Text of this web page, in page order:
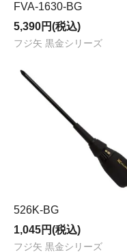
FVA-1630-BG
5,390円(税込)
フジ矢 黒金シリーズ
526K-BG
1,045円(税込)
フジ矢 黒金シリーズ